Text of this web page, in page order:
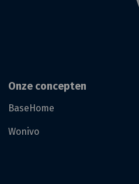
Onze concepten
BaseHome
Wonivo